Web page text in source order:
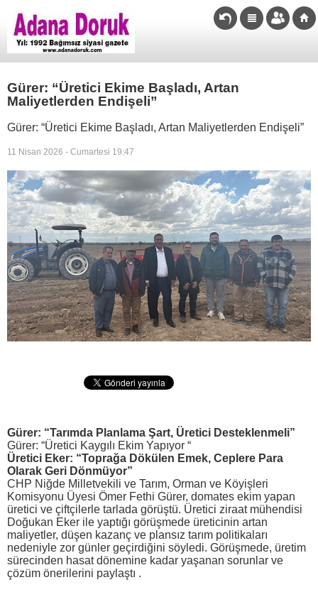
Gürer: “Üretici Ekime Başladı, Artan
Maliyetlerden Endişeli”
Gürer: “Üretici Ekime Başladı, Artan Maliyetlerden Endişeli”
11 Nisan 2026 - Cumartesi 19:47
Gürer: “Tarımda Planlama Şart, Üretici Desteklenmeli”
Gürer: “Üretici Kaygılı Ekim Yapıyor “
Üretici Eker: “Toprağa Dökülen Emek, Ceplere Para
Olarak Geri Dönmüyor”
CHP Niğde Milletvekili ve Tarım, Orman ve Köyişleri
Komisyonu Üyesi Ömer Fethi Gürer, domates ekim yapan
üretici ve çiftçilerle tarlada görüştü. Üretici ziraat mühendisi
Doğukan Eker ile yaptığı görüşmede üreticinin artan
maliyetler, düşen kazanç ve plansız tarım politikaları
nedeniyle zor günler geçirdiğini söyledi. Görüşmede, üretim
sürecinden hasat dönemine kadar yaşanan sorunlar ve
çözüm önerilerini paylaştı .